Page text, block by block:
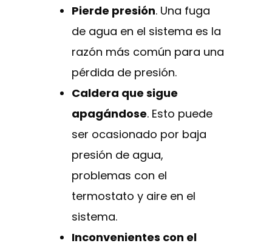
Pierde presión. Una fuga
de agua en el sistema es la
razón más común para una
pérdida de presión.
Caldera que sigue
apagándose. Esto puede
ser ocasionado por baja
presión de agua,
problemas con el
termostato y aire en el
sistema.
Inconvenientes con el